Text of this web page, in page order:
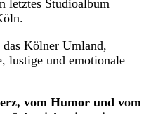
letztes Studioalbum
Kölner Umland,
lustige und emotionale
vom Humor und vom